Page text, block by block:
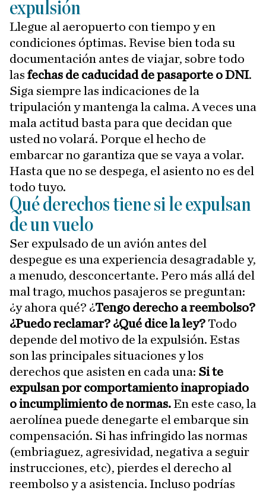
expulsión
Llegue al aeropuerto con tiempo y en
condiciones óptimas. Revise bien toda su
documentación antes de viajar, sobre todo
las fechas de caducidad de pasaporte o DNI.
Siga siempre las indicaciones de la
tripulación y mantenga la calma. A veces una
mala actitud basta para que decidan que
usted no volará. Porque el hecho de
embarcar no garantiza que se vaya a volar.
Hasta que no se despega, el asiento no es del
todo tuyo.
Qué derechos tiene si le expulsan
de un vuelo
Ser expulsado de un avión antes del
despegue es una experiencia desagradable y,
a menudo, desconcertante. Pero más allá del
mal trago, muchos pasajeros se preguntan:
¿y ahora qué? ¿Tengo derecho a reembolso?
¿Puedo reclamar? ¿Qué dice la ley? Todo
depende del motivo de la expulsión. Estas
son las principales situaciones y los
derechos que asisten en cada una: Si te
expulsan por comportamiento inapropiado
o incumplimiento de normas.En este caso, la
aerolínea puede denegarte el embarque sin
compensación. Si has infringido las normas
(embriaguez, agresividad, negativa a seguir
instrucciones, etc), pierdes el derecho al
reembolso y a asistencia. Incluso podrías